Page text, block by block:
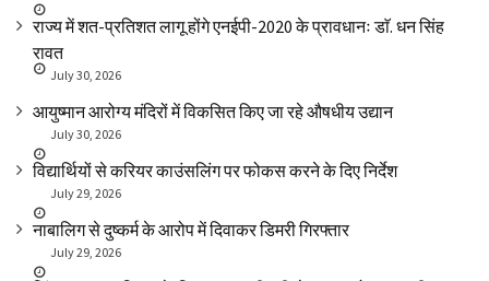
राज्य में शत-प्रतिशत लागू होंगे एनईपी-2020 के प्रावधानः डाॅ. धन सिंह
रावत
July 30, 2026
आयुष्मान आरोग्य मंदिरों में विकसित किए जा रहे औषधीय उद्यान
July 30, 2026
विद्यार्थियों से करियर काउंसलिंग पर फोकस करने के दिए निर्देश
July 29, 2026
नाबालिग से दुष्कर्म के आरोप में दिवाकर डिमरी गिरफ्तार
July 29, 2026